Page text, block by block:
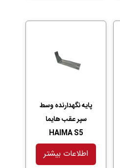
پایه نگهدارنده وسط
سپر عقب هایما
HAIMA S5
اطلاعات بیشتر